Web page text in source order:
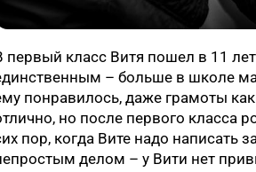
первый класс Витя пошел в 11
– больше в школе
понравилось, даже грамоты
но после первого класса
пор, когда Вите надо написать
делом – у Вити нет